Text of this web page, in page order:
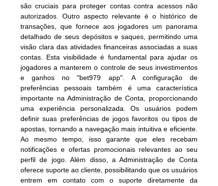
são cruciais para proteger contas contra acessos não
autorizados. Outro aspecto relevante é o histórico de
transações, que fornece aos jogadores um panorama
detalhado de seus depósitos e saques, permitindo uma
visão clara das atividades financeiras associadas a suas
contas. Esta visibilidade é fundamental para ajudar os
jogadores a manterem o controle de seus investimentos
e ganhos no "bet979 app". A configuração de
preferências pessoais também é uma característica
importante na Administração de Conta, proporcionando
uma experiência personalizada. Os usuários podem
definir suas preferências de jogos favoritos ou tipos de
apostas, tornando a navegação mais intuitiva e eficiente.
Ao mesmo tempo, isso garante que eles recebam
notificações e ofertas promocionais relevantes ao seu
perfil de jogo. Além disso, a Administração de Conta
oferece suporte ao cliente, possibilitando que os usuários
entrem em contato com o suporte diretamente da